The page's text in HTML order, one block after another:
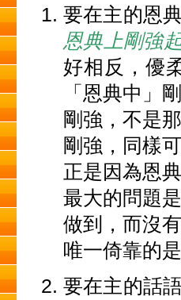
要在主的恩
恩典上剛強
好相反，優
「恩典中」
剛強，不是
剛強，同樣
正是因為恩
最大的問題
做到，而沒
唯一倚靠的
要在主的話